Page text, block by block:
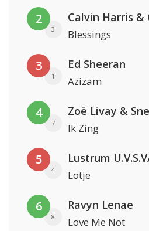
2
3 Blessings
3
1
Ed Sheeran
Azizam
4
7
Zoë Livay &
Ik Zing
5
4 Lotje
6
8
Ravyn Lenae
Love Me Not